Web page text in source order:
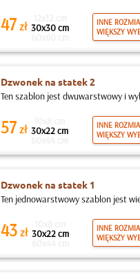
47 zł 30x30 cm
INNE
WIĘKSZY
Dzwonek na statek 2
Ten szablon jest dwuwarstwowy i
57 zł 30x22 cm
INNE
WIĘKSZY
Dzwonek na statek 1
Ten jednowarstwowy szablon jest
43zł 30x22 cm
INNE
WIĘKSZY